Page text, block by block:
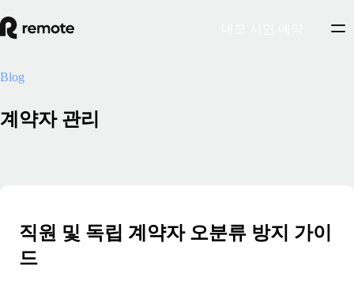
Blog
계약자 관리
직원 및 독립 계약자 오분류 방지 가이
드